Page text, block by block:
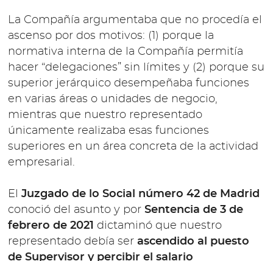
La Compañía argumentaba que no procedía el
ascenso por dos motivos: (1) porque la
normativa interna de la Compañía permitía
hacer “delegaciones” sin límites y (2) porque su
superior jerárquico desempeñaba funciones
en varias áreas o unidades de negocio,
mientras que nuestro representado
únicamente realizaba esas funciones
superiores en un área concreta de la actividad
empresarial.
ElJuzgado de lo Social número 42 de Madrid
conoció del asunto y porSentencia de 3 de
febrero de 2021 dictaminó que nuestro
representado debía serascendido al puesto
de Supervisor y percibir el salario